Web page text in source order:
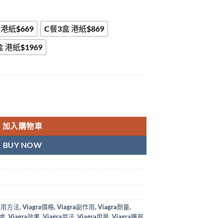
紙$669
C餐3盒 港紙$869
港紙$1969
加入購物車
BUY NOW
方法,Viagra價格,Viagra副作用,Viagra劑量,
Viagra效果 Viagra用法 Viagra用量 Viagra購買